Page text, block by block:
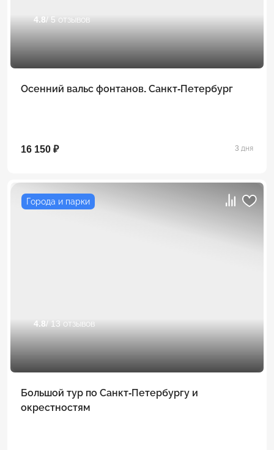
4.8/ 5 отзывов
Осенний вальс фонтанов. Санкт-Петербург
16 150 ₽ 3 дня
Города и парки
4.8/ 13 отзывов
Большой тур по Санкт-Петербургу и
окрестностям